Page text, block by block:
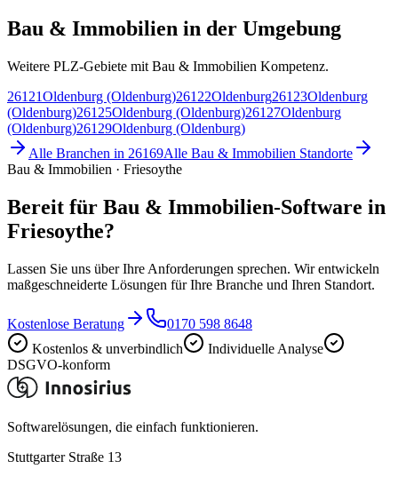
Bau & Immobilien in der Umgebung
Weitere PLZ-Gebiete mit Bau & Immobilien Kompetenz.
26121Oldenburg (Oldenburg)26122Oldenburg26123Oldenburg
(Oldenburg)26125Oldenburg (Oldenburg)26127Oldenburg
(Oldenburg)26129Oldenburg (Oldenburg)
Alle Branchen in 26169Alle Bau & Immobilien Standorte
Bau & Immobilien · Friesoythe
Bereit für Bau & Immobilien-Software in
Friesoythe?
Lassen Sie uns über Ihre Anforderungen sprechen. Wir entwickeln
maßgeschneiderte Lösungen für Ihre Branche und Ihren Standort.
Kostenlose Beratung
0170 598 8648
Kostenlos & unverbindlich
Individuelle Analyse
DSGVO-konform
Softwarelösungen, die einfach funktionieren.
Stuttgarter Straße 13